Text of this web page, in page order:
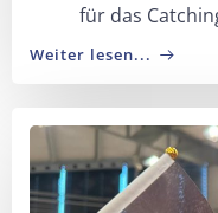
für das
Weiter lesen...